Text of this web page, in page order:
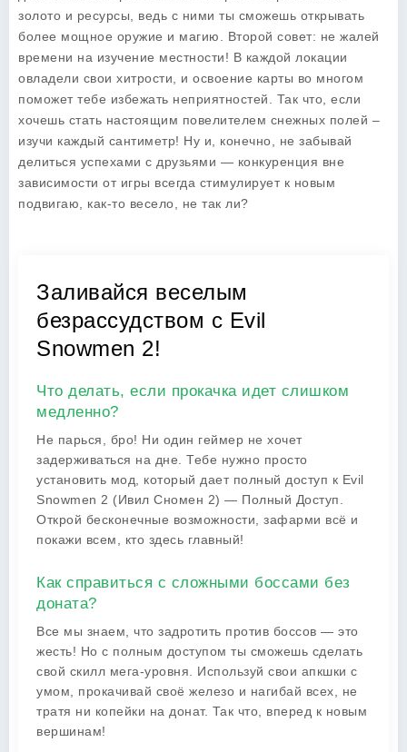
золото и ресурсы, ведь с ними ты сможешь открывать
более мощное оружие и магию. Второй совет: не жалей
времени на изучение местности! В каждой локации
овладели свои хитрости, и освоение карты во многом
поможет тебе избежать неприятностей. Так что, если
хочешь стать настоящим повелителем снежных полей –
изучи каждый сантиметр! Ну и, конечно, не забывай
делиться успехами с друзьями — конкуренция вне
зависимости от игры всегда стимулирует к новым
подвигаю, как-то весело, не так ли?
Заливайся веселым
безрассудством с Evil
Snowmen 2!
Что делать, если прокачка идет слишком
медленно?
Не парься, бро! Ни один геймер не хочет
задерживаться на дне. Тебе нужно просто
установить мод, который дает полный доступ к Evil
Snowmen 2 (Ивил Сномен 2) — Полный Доступ.
Открой бесконечные возможности, зафарми всё и
покажи всем, кто здесь главный!
Как справиться с сложными боссами без
доната?
Все мы знаем, что задротить против боссов — это
жесть! Но с полным доступом ты сможешь сделать
свой скилл мега-уровня. Используй свои апкшки с
умом, прокачивай своё железо и нагибай всех, не
тратя ни копейки на донат. Так что, вперед к новым
вершинам!